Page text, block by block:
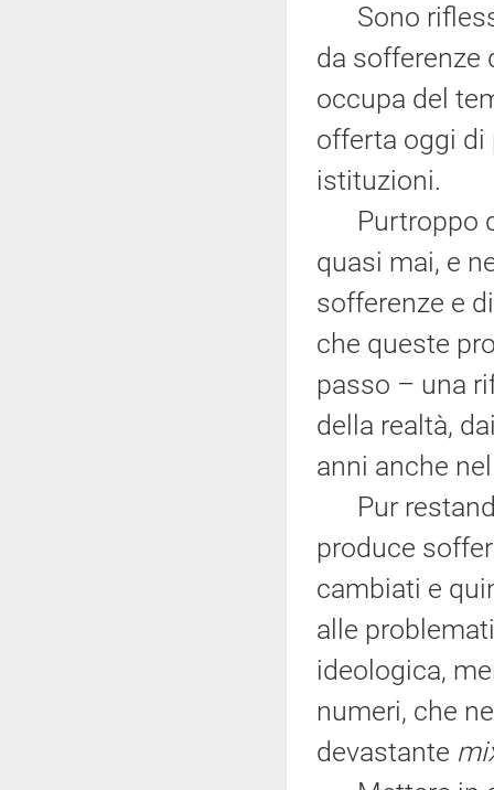
Sono
da sofferenze
occupa del
offerta oggi di
istituzioni.
Purtroppo
quasi mai, e
sofferenze e
che queste
passo – una
della realtà,
anni anche
Pur
produce
cambiati e
alle
ideologica,
numeri, che
devastante